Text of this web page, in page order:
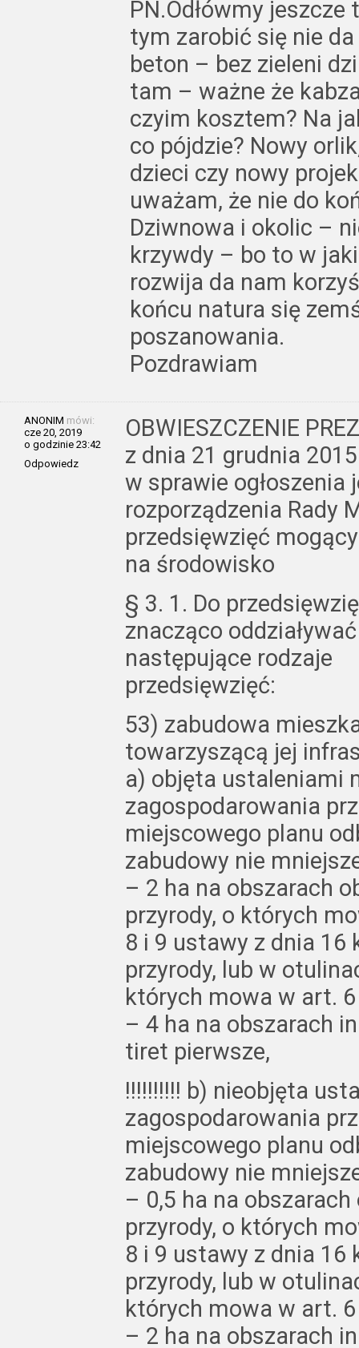
PN.Odłówmy
tym zarobić się nie
beton – bez zieleni
tam – ważne że
czyim kosztem? Na
co pójdzie? Nowy
dzieci czy nowy
uważam, że nie do
Dziwnowa i okolic –
krzywdy – bo to w
rozwija da nam
końcu natura się
poszanowania.
Pozdrawiam
ANONIM mówi:
cze 20, 2019
o godzinie 23:42
Odpowiedz
OBWIESZCZENIE
z dnia 21 grudnia
w sprawie
rozporządzenia Rady
przedsięwzięć
na środowisko
§ 3. 1. Do
znacząco
następujące rodzaje
przedsięwzięć:
53) zabudowa
towarzyszącą jej
a) objęta ustaleniami
zagospodarowania
miejscowego planu
zabudowy nie
– 2 ha na obszarach
przyrody, o których
8 i 9 ustawy z dnia 16
przyrody, lub w
których mowa w art.
– 4 ha na obszarach
tiret pierwsze,
!!!!!!!!!! b) nieobjęta
zagospodarowania
miejscowego planu
zabudowy nie
– 0,5 ha na
przyrody, o których
8 i 9 ustawy z dnia 16
przyrody, lub w
których mowa w art.
– 2 ha na obszarach